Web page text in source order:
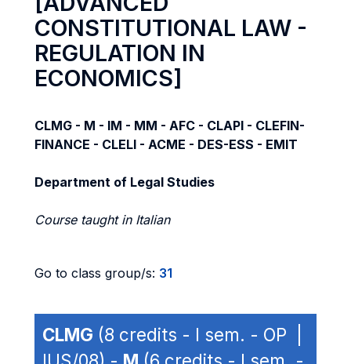
CONSTITUTIONAL LAW -
REGULATION IN
ECONOMICS]
CLMG - M - IM - MM - AFC - CLAPI - CLEFIN-
FINANCE - CLELI - ACME - DES-ESS - EMIT
Department of Legal Studies
Course taught in Italian
Go to class group/s: 31
CLMG (8 credits - I sem. - OP |